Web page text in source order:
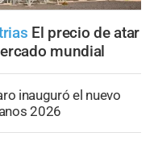
El precio de atar
mundial
inauguró el nuevo
2026